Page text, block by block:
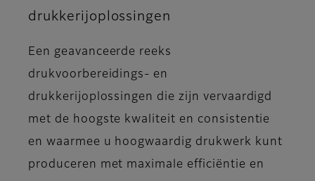
drukkerijoplossingen
Een geavanceerde reeks
drukvoorbereidings- en
drukkerijoplossingen die zijn vervaardigd
met de hoogste kwaliteit en consistentie
en waarmee u hoogwaardig drukwerk kunt
produceren met maximale efficiëntie en